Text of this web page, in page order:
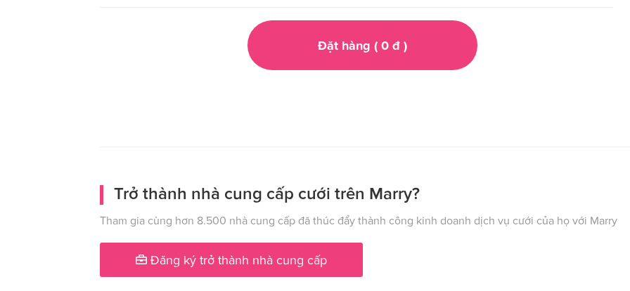
Đặt hàng ( 0đ )
Trở thành nhà cung cấp cưới trên Marry?
Tham gia cùng hơn 8.500 nhà cung cấp đã thúc đẩy thành công kinh doanh dịch vụ cưới của họ với Marry
Đăng ký trở thành nhà cung cấp